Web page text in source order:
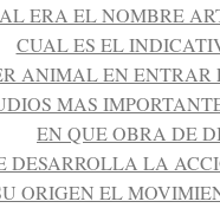
ERA EL NOMBRE
CUAL ES EL
ANIMAL EN
MAS
EN QUE OBRA DE
DESARROLLA LA
ORIGEN EL